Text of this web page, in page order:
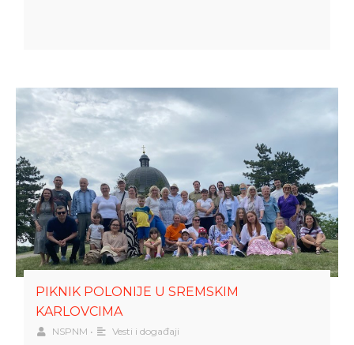
PIKNIK POLONIJE U SREMSKIM
KARLOVCIMA
NSPNM • Vesti i događaji